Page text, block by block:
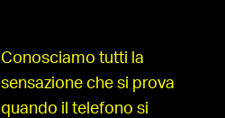
Conosciamo tutti la
sensazione che si prova
quando il telefono si